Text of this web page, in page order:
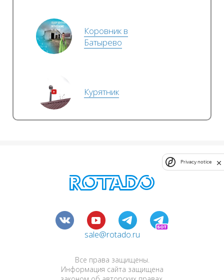
Коровник в
Батырево
Курятник
sale@rotado.ru
Все права защищены.
Информация сайта защищена
Privacy notice